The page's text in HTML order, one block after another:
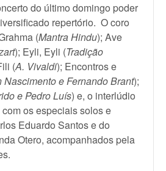
do último domingo poder
repertório. O coro
(Mantra Hindu); Ave
); Eyli, Eyli (Tradição
(A. Vivaldi); Encontros e
Nascimento e Fernando Brant);
e Pedro Luís) e, o interlúdio
os especiais solos e
Eduardo Santos e do
Otero, acompanhados pela